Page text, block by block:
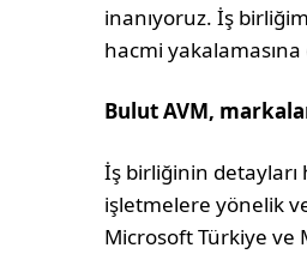
inanıyoruz. İş
hacmi yakalamasına
Bulut AVM,
İş birliğinin detayları
işletmelere yönelik
Microsoft Türkiye